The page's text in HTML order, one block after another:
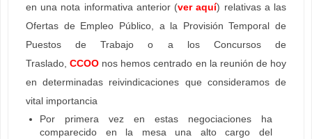
en una nota informativa anterior (ver aquí) relativas a las
Ofertas de Empleo Público, a la Provisión Temporal de
Puestos de Trabajo o a los Concursos de
Traslado,CCOO nos hemos centrado en la reunión de hoy
en determinadas reivindicaciones que consideramos de
vital importancia
Por primera vez en estas negociaciones ha
comparecido en la mesa una alto cargo del